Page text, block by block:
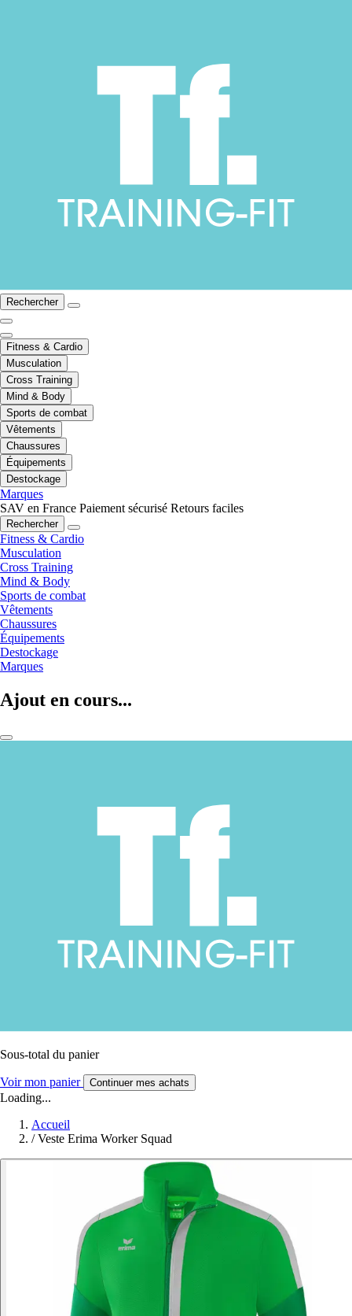
Rechercher
Fitness & Cardio
Musculation
Cross Training
Mind & Body
Sports de combat
Vêtements
Chaussures
Équipements
Destockage
Marques
SAV en France Paiement sécurisé Retours faciles
Rechercher
Fitness & Cardio
Musculation
Cross Training
Mind & Body
Sports de combat
Vêtements
Chaussures
Équipements
Destockage
Marques
Ajout en cours...
Sous-total du panier
Voir mon panier Continuer mes achats
Loading...
Accueil
/ Veste Erima Worker Squad